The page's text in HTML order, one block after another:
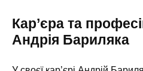
Кар’єра та
Андрія Бариляка